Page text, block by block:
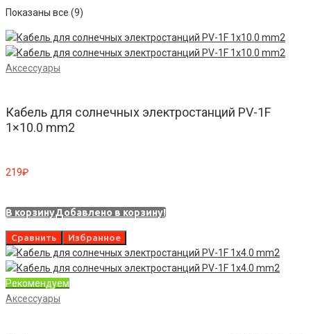
Показаны все (9)
Аксессуары
Кабель для солнечных электростанций PV-1F
1×10.0 mm2
219₽
В корзинуДобавлено в корзину!
Сравнить Избранное
Рекомендуем
Аксессуары